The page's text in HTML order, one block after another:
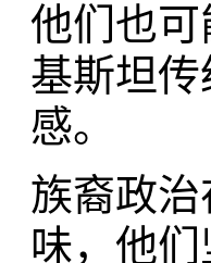
他们也
基斯坦
感。
族裔政
味，他